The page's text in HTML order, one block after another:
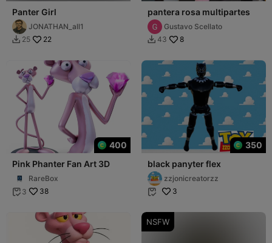
Panter Girl
JONATHAN_all1
 25 22
pantera rosa multipartes
Gustavo Scellato
 43 8
400
Pink Phanter Fan Art 3D
RareBox
 3 38
350
black panyter flex
zzjonicreatorzz
 3
NSFW